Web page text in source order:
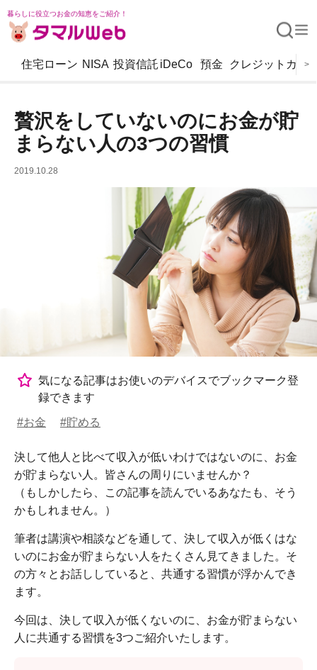
暮らしに役立つお金の知恵をご紹介！
住宅ローン NISA 投資信託 iDeCo 預金 クレジットカー
>
贅沢をしていないのにお金が貯
まらない人の3つの習慣
2019.10.28
気になる記事はお使いのデバイスでブックマーク登
録できます
#お金 #貯める
決して他人と比べて収入が低いわけではないのに、お金
が貯まらない人。皆さんの周りにいませんか？
（もしかしたら、この記事を読んでいるあなたも、そう
かもしれません。）
筆者は講演や相談などを通して、決して収入が低くはな
いのにお金が貯まらない人をたくさん見てきました。そ
の方々とお話ししていると、共通する習慣が浮かんでき
ます。
今回は、決して収入が低くないのに、お金が貯まらない
人に共通する習慣を3つご紹介いたします。